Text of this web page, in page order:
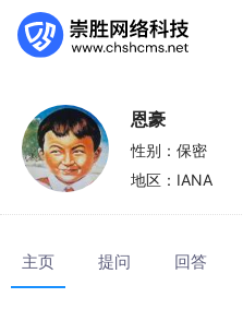
恩豪
性别： 保密
地区： IANA
主页 提问 回答